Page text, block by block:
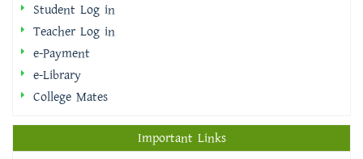
Student Log in
Teacher Log in
e-Payment
e-Library
College Mates
Important Links